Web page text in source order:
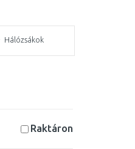
Hálózsákok
Raktáron